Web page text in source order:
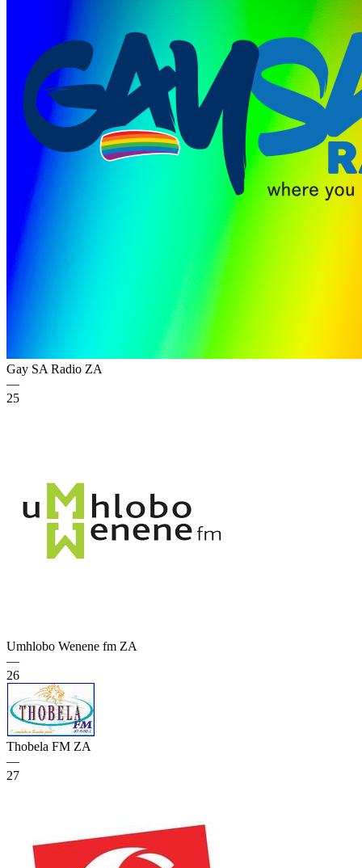
Gay SA Radio ZA
—
25
Umhlobo Wenene fm ZA
—
26
Thobela FM ZA
—
27